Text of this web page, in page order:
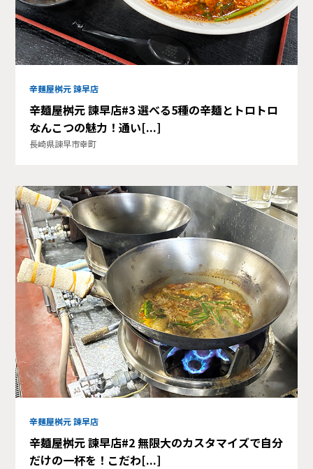
辛麺屋桝元 諫早店
辛麺屋桝元 諫早店#3 選べる5種の辛麺とトロトロ
なんこつの魅力！通い[...]
長崎県諫早市幸町
辛麺屋桝元 諫早店
辛麺屋桝元 諫早店#2 無限大のカスタマイズで自分
だけの一杯を！こだわ[...]